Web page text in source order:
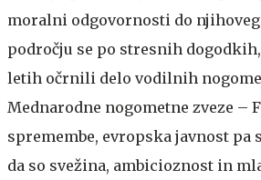
moralni odgovornosti do
področju se po stresnih
letih očrnili delo vodilnih
Mednarodne nogometne zveze –
spremembe, evropska javnost pa
da so svežina, ambicioznost in